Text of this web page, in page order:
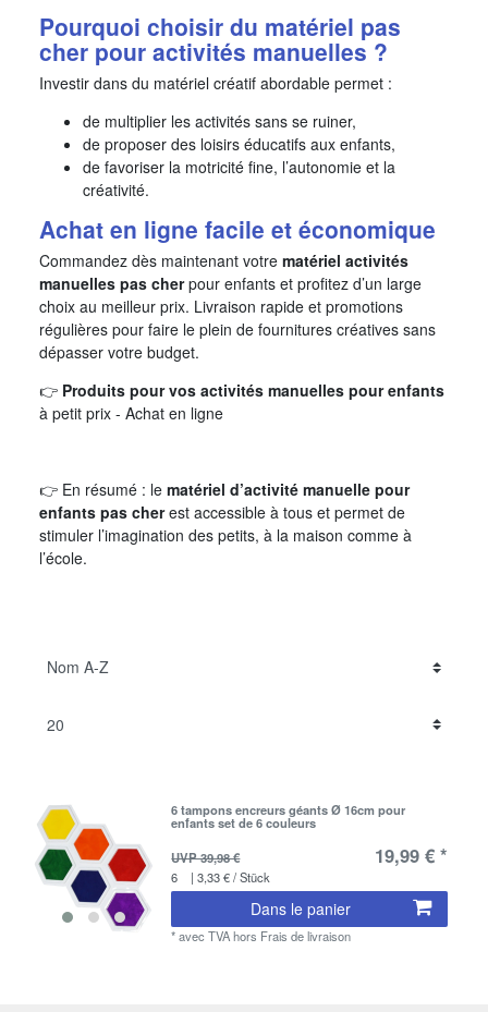
Pourquoi choisir du matériel pas
cher pour activités manuelles ?
Investir dans du matériel créatif abordable permet :
de multiplier les activités sans se ruiner,
de proposer des loisirs éducatifs aux enfants,
de favoriser la motricité fine, l’autonomie et la
créativité.
Achat en ligne facile et économique
Commandez dès maintenant votre matériel activités
manuelles pas cherpour enfants et profitez d’un large
choix au meilleur prix. Livraison rapide et promotions
régulières pour faire le plein de fournitures créatives sans
dépasser votre budget.
👉 Produits pour vos activités manuelles pour enfants
à petit prix - Achat en ligne
👉 En résumé : le matériel d’activité manuelle pour
enfants pas cherest accessible à tous et permet de
stimuler l’imagination des petits, à la maison comme à
l’école.
6 tampons encreurs géants Ø 16cm pour
enfants set de 6 couleurs
UVP 39,98 €
19,99 € *
6 | 3,33 € / Stück
Dans le panier
*avec TVAhors Frais de livraison